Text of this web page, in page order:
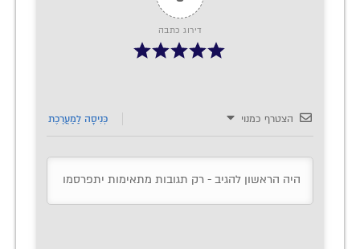
דירוג כתבה
הצטרף כמנוי כְּנִיסָה לַמַעֲרֶכֶת